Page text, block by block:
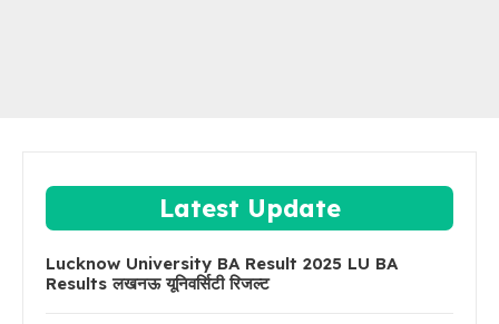
Latest Update
Lucknow University BA Result 2025 LU BA
Results लखनऊ यूनिवर्सिटी रिजल्ट